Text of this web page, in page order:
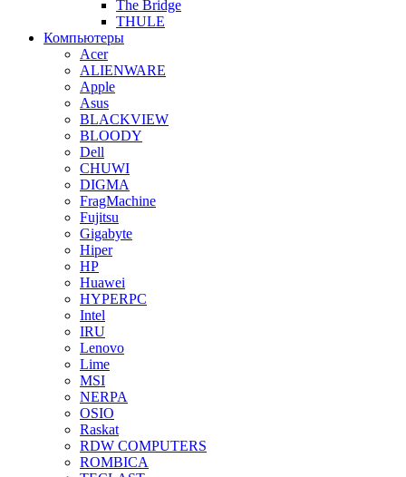
The Bridge
THULE
Компьютеры
Acer
ALIENWARE
Apple
Asus
BLACKVIEW
BLOODY
Dell
CHUWI
DIGMA
FragMachine
Fujitsu
Gigabyte
Hiper
HP
Huawei
HYPERPC
Intel
IRU
Lenovo
Lime
MSI
NERPA
OSIO
Raskat
RDW COMPUTERS
ROMBICA